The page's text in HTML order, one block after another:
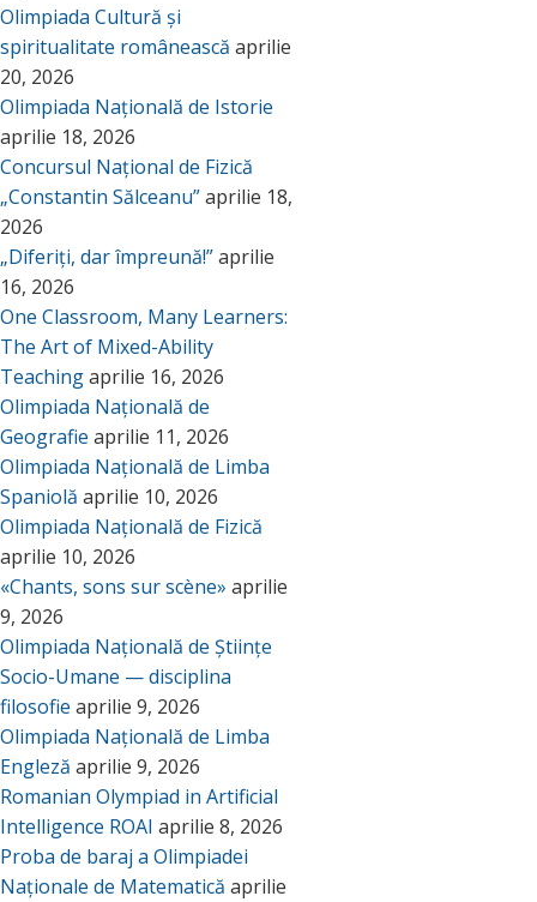
Olimpiada Cultură și
spiritualitate românească aprilie
20, 2026
Olimpiada Națională de Istorie
aprilie 18, 2026
Concursul Național de Fizică
„Constantin Sălceanu”aprilie 18,
2026
„Diferiți, dar împreună!”aprilie
16, 2026
One Classroom, Many Learners:
The Art of Mixed-Ability
Teachingaprilie 16, 2026
Olimpiada Națională de
Geografie aprilie 11, 2026
Olimpiada Națională de Limba
Spaniolă aprilie 10, 2026
Olimpiada Națională de Fizică
aprilie 10, 2026
«Chants, sons sur scène» aprilie
9, 2026
Olimpiada Națională de Științe
Socio-Umane — disciplina
filosofie aprilie 9, 2026
Olimpiada Națională de Limba
Engleză aprilie 9, 2026
Romanian Olympiad in Artificial
Intelligence ROAI aprilie 8, 2026
Proba de baraj a Olimpiadei
Naționale de Matematică aprilie